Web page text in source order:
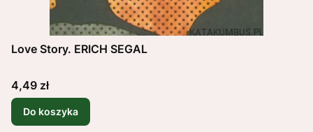
Love Story. ERICH SEGAL
Cena
4,49 zł
Do koszyka